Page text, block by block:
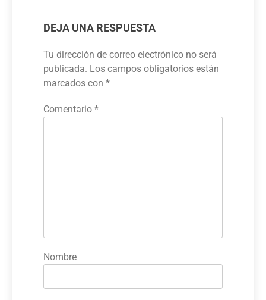
DEJA UNA RESPUESTA
Tu dirección de correo electrónico no será
publicada. Los campos obligatorios están
marcados con *
Comentario *
Nombre